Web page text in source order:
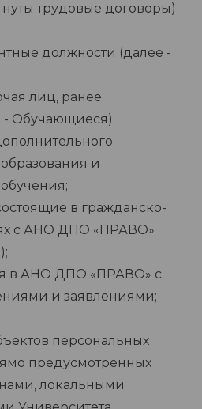
трудовые договоры)
должности (далее -
лиц, ранее
- Обучающиеся);
и
в гражданско-
с АНО ДПО «ПРАВО»
в АНО ДПО «ПРАВО» с
и заявлениями;
персональных
предусмотренных
локальными